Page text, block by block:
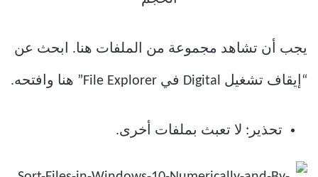
يجب أن تشاهد مجموعة من الملفات هنا. ابحث عن
“إيقاف تشغيل Digital في File Explorer” هنا وافتحه.
تحذير: لا تعبث بملفات أخرى.